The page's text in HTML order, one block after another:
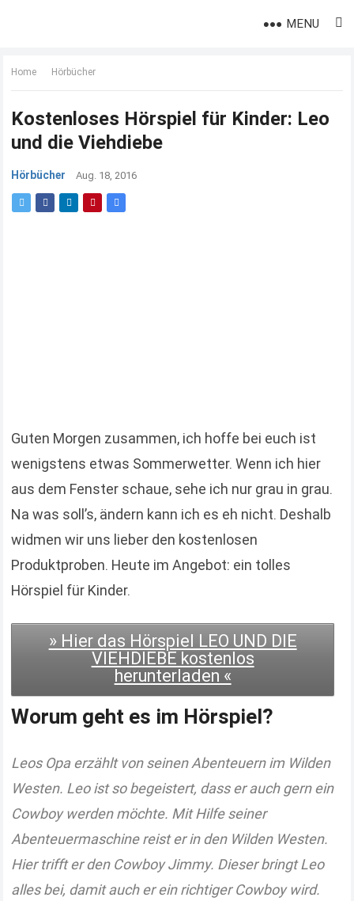
MENU
Home Hörbücher
Kostenloses Hörspiel für Kinder: Leo
und die Viehdiebe
Hörbücher Aug. 18, 2016
Guten Morgen zusammen, ich hoffe bei euch ist
wenigstens etwas Sommerwetter. Wenn ich hier
aus dem Fenster schaue, sehe ich nur grau in grau.
Na was soll’s, ändern kann ich es eh nicht. Deshalb
widmen wir uns lieber den kostenlosen
Produktproben. Heute im Angebot: ein tolles
Hörspiel für Kinder.
» Hier das Hörspiel LEO UND DIE
VIEHDIEBE kostenlos
herunterladen «
Worum geht es im Hörspiel?
Leos Opa erzählt von seinen Abenteuern im Wilden
Westen. Leo ist so begeistert, dass er auch gern ein
Cowboy werden möchte. Mit Hilfe seiner
Abenteuermaschine reist er in den Wilden Westen.
Hier trifft er den Cowboy Jimmy. Dieser bringt Leo
alles bei, damit auch er ein richtiger Cowboy wird.